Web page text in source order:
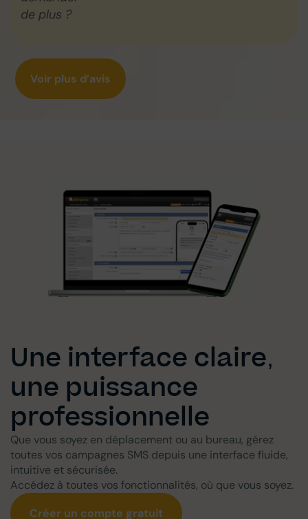
de plus ?
Voir plus d’avis
Une interface claire,
une puissance
professionnelle
Que vous soyez en déplacement ou au bureau, gérez
toutes vos campagnes SMS depuis une interface fluide,
intuitive et sécurisée.
Accédez à toutes vos fonctionnalités, où que vous soyez.
Créer un compte gratuit